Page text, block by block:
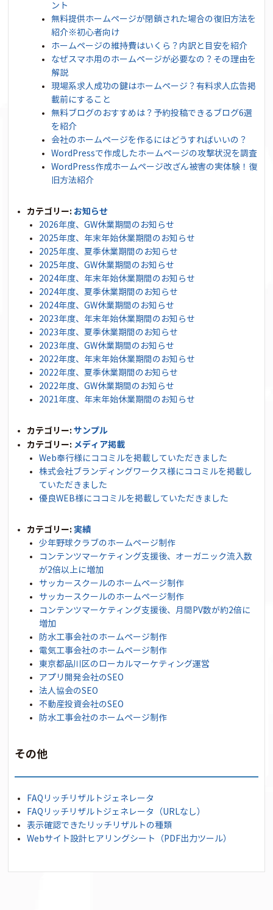
ント
無料提供ホームページが閉鎖された場合の復旧方法を
紹介※初心者向け
ホームページの維持費はいくら？内訳と目安を紹介
なぜスマホ用のホームページが必要なの？その理由を
解説
現場系求人成功の鍵はホームページ？有料求人広告掲
載前にすること
無料ブログのおすすめは？予約投稿できるブログ6選
を紹介
会社のホームページを作るにはどうすればいいの？
WordPressで作成したホームページの攻撃状況を調査
WordPress作成ホームページ改ざん被害の実体験！復
旧方法紹介
カテゴリー: お知らせ
2026年度、GW休業期間のお知らせ
2025年度、年末年始休業期間のお知らせ
2025年度、夏季休業期間のお知らせ
2025年度、GW休業期間のお知らせ
2024年度、年末年始休業期間のお知らせ
2024年度、夏季休業期間のお知らせ
2024年度、GW休業期間のお知らせ
2023年度、年末年始休業期間のお知らせ
2023年度、夏季休業期間のお知らせ
2023年度、GW休業期間のお知らせ
2022年度、年末年始休業期間のお知らせ
2022年度、夏季休業期間のお知らせ
2022年度、GW休業期間のお知らせ
2021年度、年末年始休業期間のお知らせ
カテゴリー:サンプル
カテゴリー: メディア掲載
Web奉行様にココミルを掲載していただきました
株式会社ブランディングワークス様にココミルを掲載し
ていただきました
優良WEB様にココミルを掲載していただきました
カテゴリー: 実績
少年野球クラブのホームページ制作
コンテンツマーケティング支援後、オーガニック流入数
が2倍以上に増加
サッカースクールのホームページ制作
サッカースクールのホームページ制作
コンテンツマーケティング支援後、月間PV数が約2倍に
増加
防水工事会社のホームページ制作
電気工事会社のホームページ制作
東京都品川区のローカルマーケティング運営
アプリ開発会社のSEO
法人協会のSEO
不動産投資会社のSEO
防水工事会社のホームページ制作
その他
FAQリッチリザルトジェネレータ
FAQリッチリザルトジェネレータ（URLなし）
表示確認できたリッチリザルトの種類
Webサイト設計ヒアリングシート（PDF出力ツール）